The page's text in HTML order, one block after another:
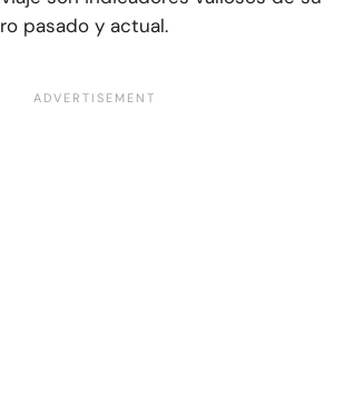
pasado y actual.